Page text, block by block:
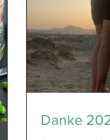
Danke